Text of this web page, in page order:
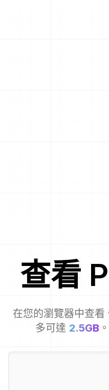
查看
在您的瀏覽器中查看
多可達 2.5GB